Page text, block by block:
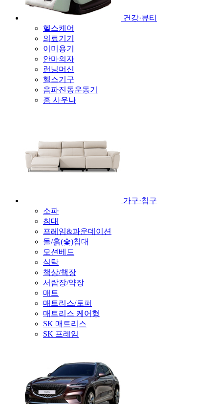
건강·뷰티
헬스케어
의료기기
이미용기
안마의자
런닝머신
헬스기구
음파진동운동기
홈 사우나
가구·침구
소파
침대
프레임&파운데이션
돌/흙(숯)침대
모션베드
식탁
책상/책장
서랍장/약장
매트
매트리스/토퍼
매트리스 케어형
SK 매트리스
SK 프레임